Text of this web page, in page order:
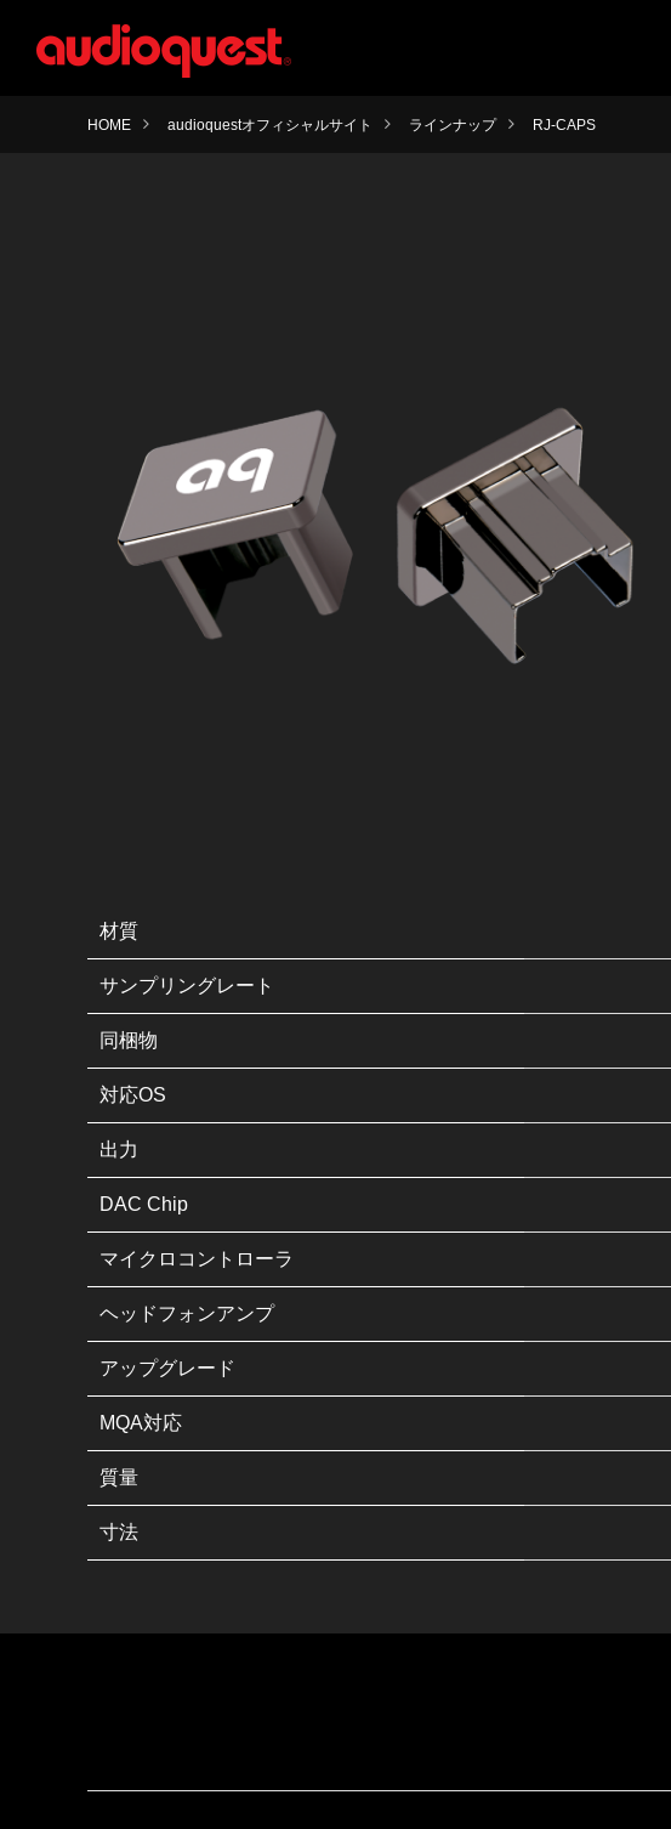
HOME audioquestオフィシャルサイト ラインナップ RJ-CAPS
材質
サンプリングレート
同梱物
対応OS
出力
DAC Chip
マイクロコントローラ
ヘッドフォンアンプ
アップグレード
MQA対応
質量
寸法